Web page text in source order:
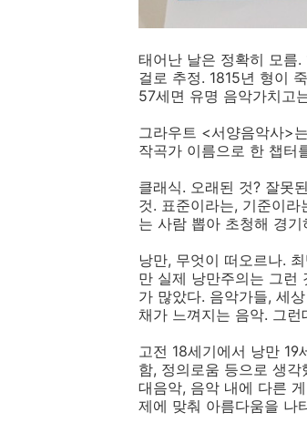
태어난 날은 정확히 모름
걸로 추정. 1815년 형이
57세면 유명 음악가치고
그라우트 <서양음악사>
작곡가 이름으로 한 챕터
클래식. 오래된 것? 잘못
것. 표준이라는, 기준이
는 사람 뽑아 초청해 경
낭만, 무엇이 떠오르나.
만 실제 낭만주의는 그런
가 많았다. 음악가들, 세
채가 느껴지는 음악. 그
고전 18세기에서 낭만
함, 정의로움 등으로 생
대음악, 음악 내에 다른
제에 맞춰 아름다움을 나